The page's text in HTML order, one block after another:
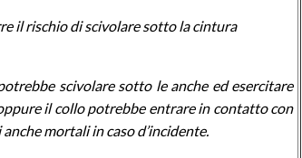
il rischio di scivolare sotto la cintura
scivolare sotto le anche ed esercitare
il collo potrebbe entrare in contatto con
mortali in caso d’incidente.